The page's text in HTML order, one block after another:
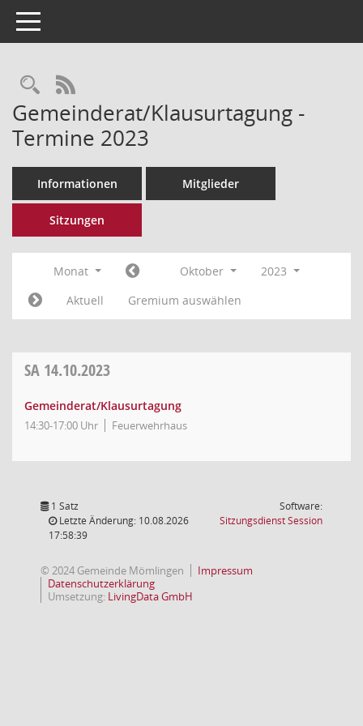
Toggle navigation
Rechercheauswahl
RSS-Feed
Gemeinderat/Klausurtagung -
Termine 2023
Informationen Mitglieder
Sitzungen
Monat Oktober
2023
Aktuell
Gremium auswählen
SA 14.10.2023
Gemeinderat/Klausurtagung
14:30-17:00 Uhr Feuerwehrhaus
1 Satz
Letzte Änderung: 10.08.2026
17:58:39
Software:
SitzungsdienstSession(Wird in
© 2024 Gemeinde Mömlingen
Impressum
Datenschutzerklärung
Umsetzung: LivingData GmbH